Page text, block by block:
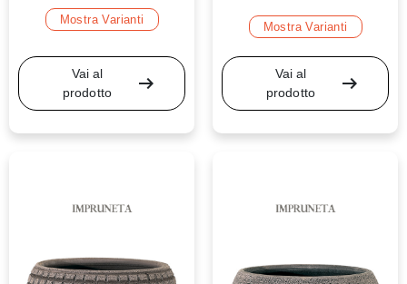
Mostra Varianti
Vai al
prodotto
arrow_right_alt
Mostra Varianti
Vai al
prodotto
arrow_right_alt